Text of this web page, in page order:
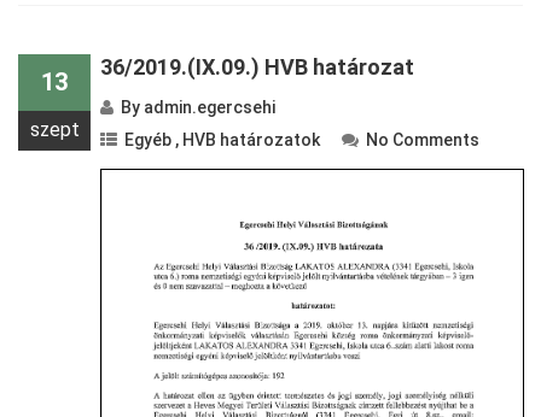
13
szept
36/2019.(IX.09.) HVB határozat
By admin.egercsehi
Egyéb , HVB határozatok No Comments